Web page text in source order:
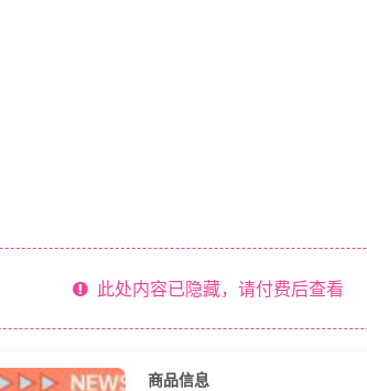
此处内容已隐藏，请付费后查看
商品信息